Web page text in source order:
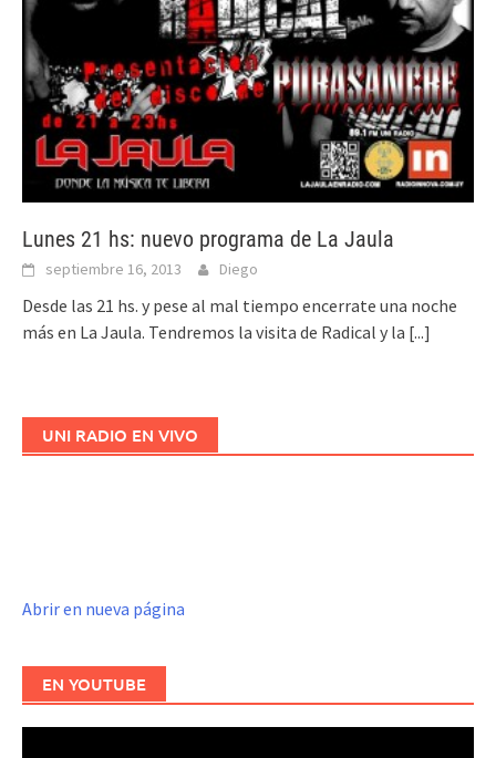
Lunes 21 hs: nuevo programa de La Jaula
septiembre 16, 2013 Diego
Desde las 21 hs. y pese al mal tiempo encerrate una noche
más en La Jaula. Tendremos la visita de Radical y la [...]
UNI RADIO EN VIVO
Abrir en nueva página
EN YOUTUBE